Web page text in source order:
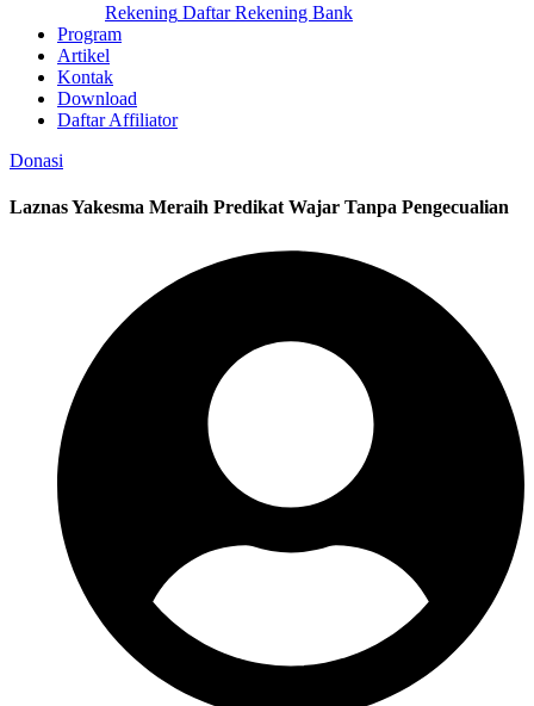
Rekening Daftar Rekening Bank
Program
Artikel
Kontak
Download
Daftar Affiliator
Donasi
Laznas Yakesma Meraih Predikat Wajar Tanpa Pengecualian